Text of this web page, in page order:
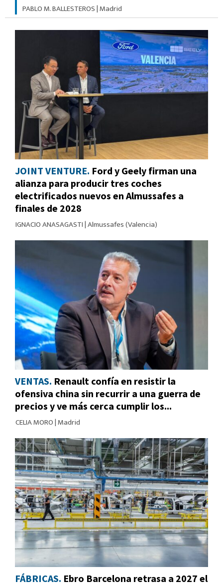
PABLO M. BALLESTEROS|Madrid
JOINT VENTURE. Ford y Geely firman una
alianza para producir tres coches
electrificados nuevos en Almussafes a
finales de 2028
IGNACIO ANASAGASTI|Almussafes (Valencia)
VENTAS. Renault confía en resistir la
ofensiva china sin recurrir a una guerra de
precios y ve más cerca cumplir los...
CELIA MORO|Madrid
FÁBRICAS. Ebro Barcelona retrasa a 2027 el